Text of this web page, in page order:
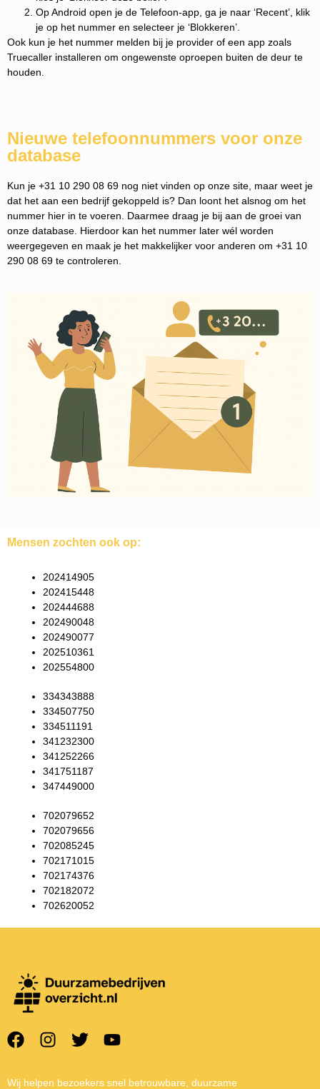
Op Android open je de Telefoon-app, ga je naar ‘Recent’, klik
je op het nummer en selecteer je ‘Blokkeren’.
Ook kun je het nummer melden bij je provider of een app zoals
Truecaller installeren om ongewenste oproepen buiten de deur te
houden.
Nieuwe telefoonnummers voor onze
database
Kun je +31 10 290 08 69 nog niet vinden op onze site, maar weet je
dat het aan een bedrijf gekoppeld is? Dan loont het alsnog om het
nummer hier in te voeren. Daarmee draag je bij aan de groei van
onze database. Hierdoor kan het nummer later wél worden
weergegeven en maak je het makkelijker voor anderen om +31 10
290 08 69 te controleren.
Mensen zochten ook op:
202414905
202415448
202444688
202490048
202490077
202510361
202554800
334343888
334507750
334511191
341232300
341252266
341751187
347449000
702079652
702079656
702085245
702171015
702174376
702182072
702620052
Wij helpen bezoekers snel betrouwbare, duurzame